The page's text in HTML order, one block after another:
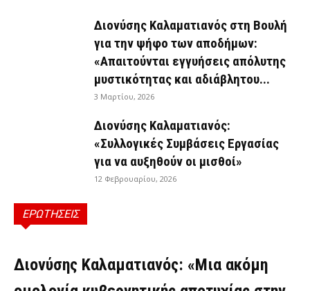
Διονύσης Καλαματιανός στη Βουλή
για την ψήφο των αποδήμων:
«Απαιτούνται εγγυήσεις απόλυτης
μυστικότητας και αδιάβλητου...
3 Μαρτίου, 2026
Διονύσης Καλαματιανός:
«Συλλογικές Συμβάσεις Εργασίας
για να αυξηθούν οι μισθοί»
12 Φεβρουαρίου, 2026
ΕΡΩΤΗΣΕΙΣ
ΕΡΩΤΉΣΕΙΣ
Διονύσης Καλαματιανός: «Μια ακόμη